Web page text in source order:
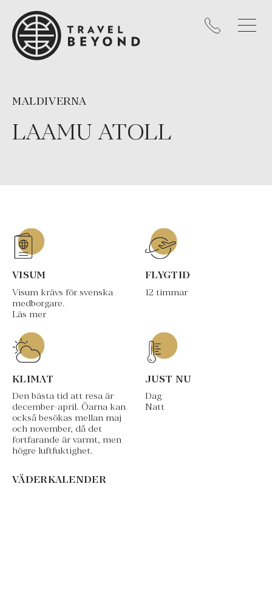
LAAMU ATOLL
MALDIVERNA
VISUM
Visum krävs för svenska
medborgare.
Läs mer
FLYGTID
12 timmar
KLIMAT
Den bästa tid att resa är
december-april. Öarna kan
också besökas mellan maj
och november, då det
fortfarande är varmt, men
högre luftfuktighet.
JUST NU
Dag
Natt
VÄDERKALENDER